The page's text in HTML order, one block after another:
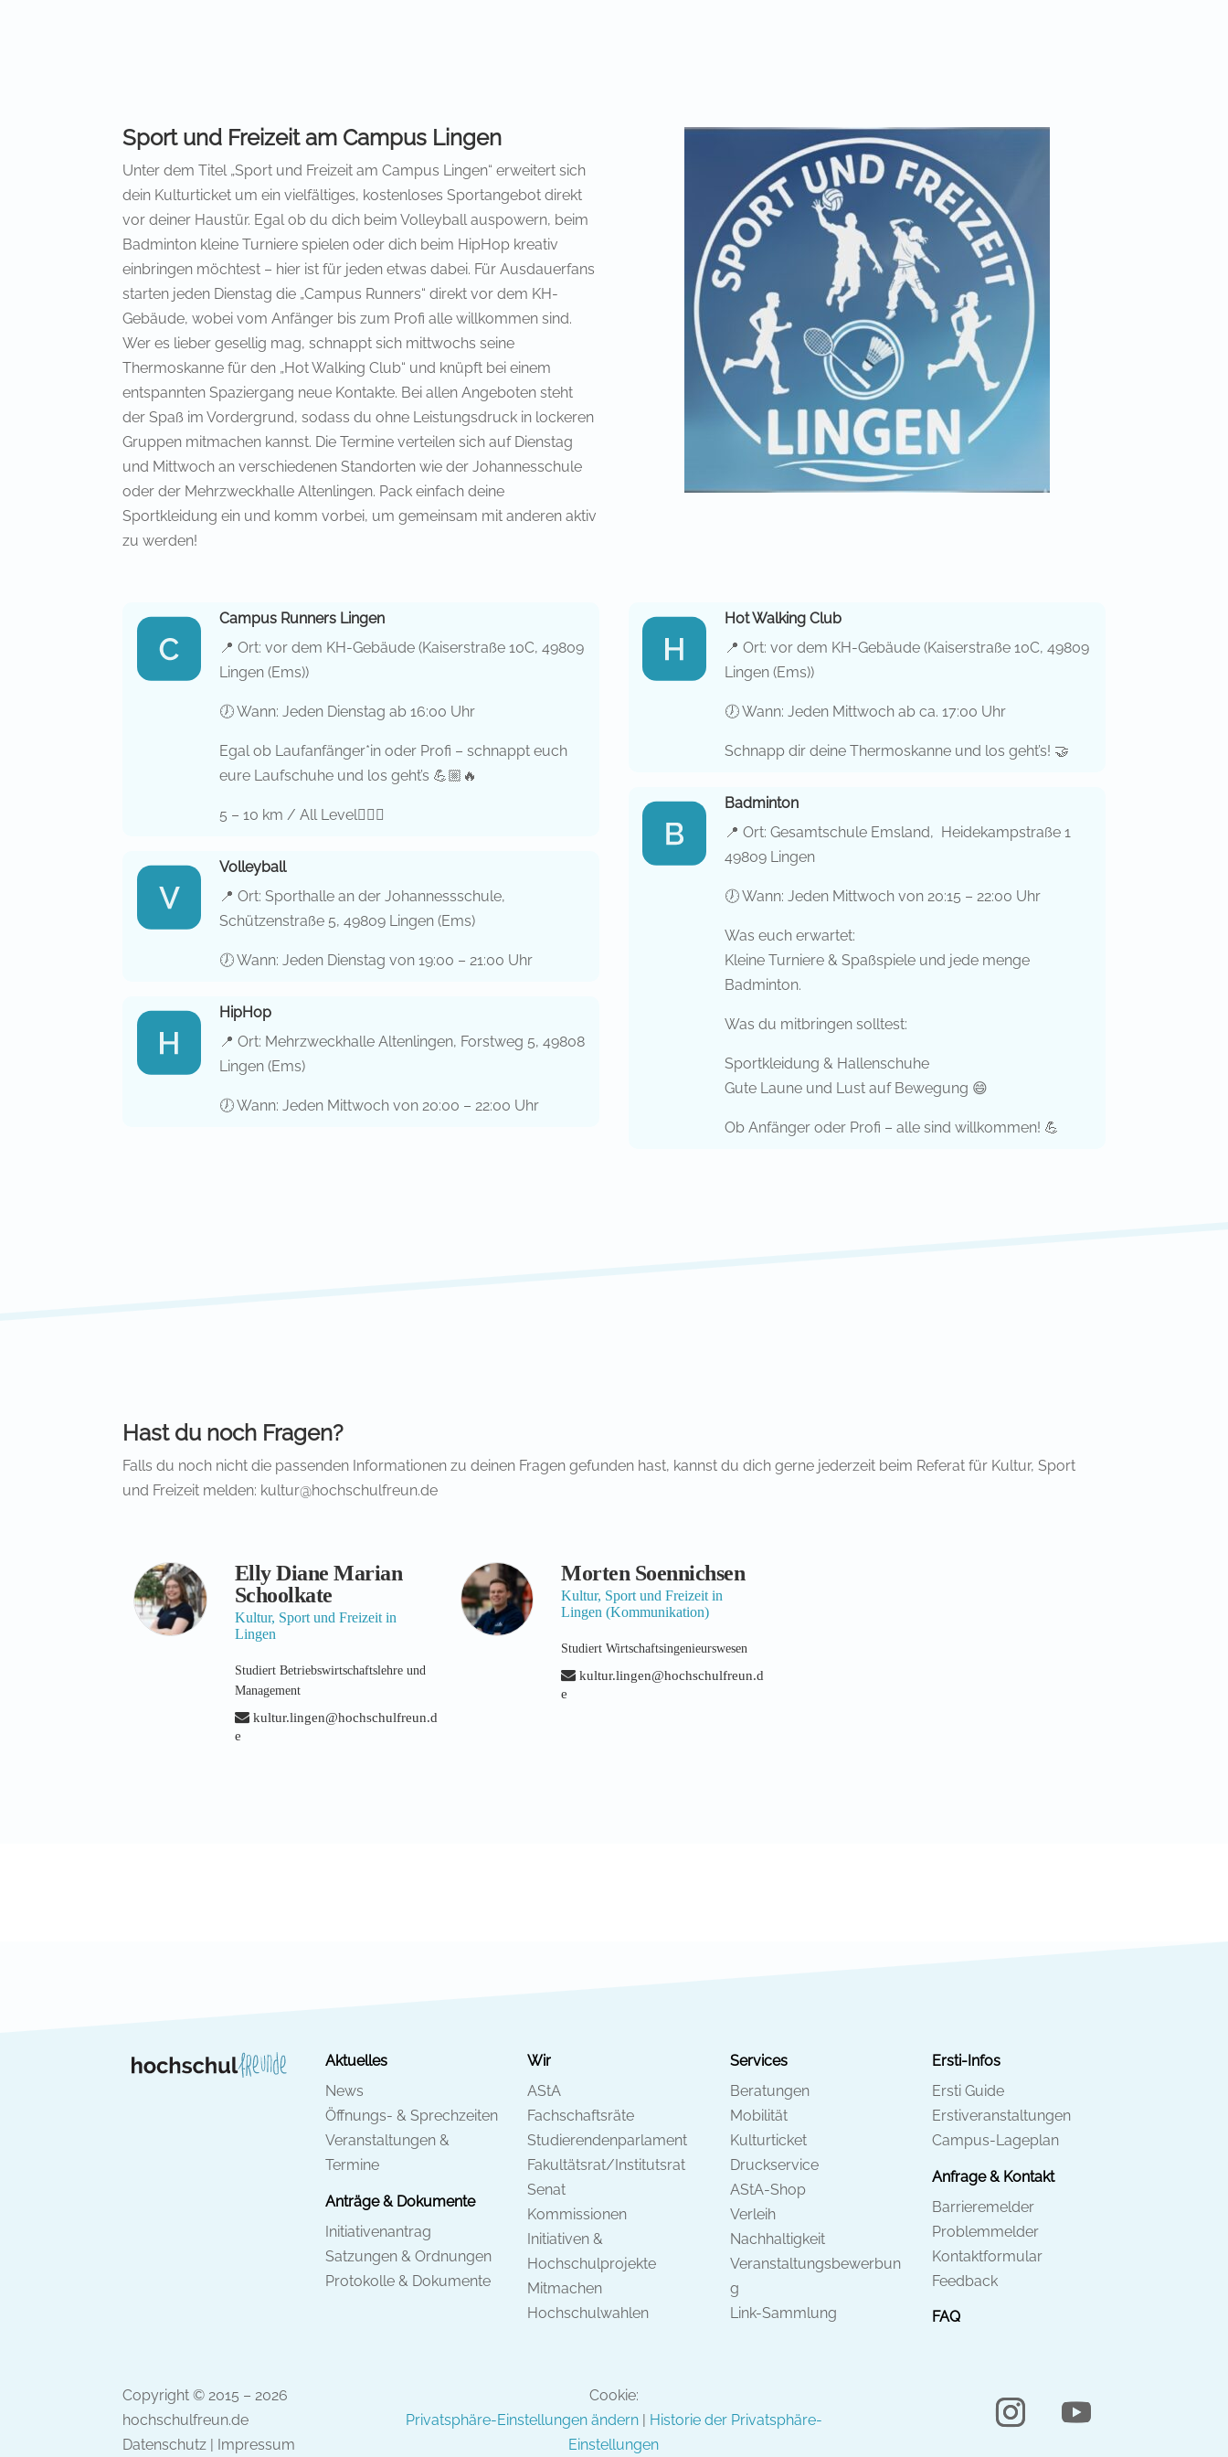
Sport und Freizeit am Campus Lingen
Unter dem Titel „Sport und Freizeit am Campus Lingen“ erweitert sich
dein Kulturticket um ein vielfältiges, kostenloses Sportangebot direkt
vor deiner Haustür. Egal ob du dich beim Volleyball auspowern, beim
Badminton kleine Turniere spielen oder dich beim HipHop kreativ
einbringen möchtest – hier ist für jeden etwas dabei. Für Ausdauerfans
starten jeden Dienstag die „Campus Runners“ direkt vor dem KH-
Gebäude, wobei vom Anfänger bis zum Profi alle willkommen sind.
Wer es lieber gesellig mag, schnappt sich mittwochs seine
Thermoskanne für den „Hot Walking Club“ und knüpft bei einem
entspannten Spaziergang neue Kontakte. Bei allen Angeboten steht
der Spaß im Vordergrund, sodass du ohne Leistungsdruck in lockeren
Gruppen mitmachen kannst. Die Termine verteilen sich auf Dienstag
und Mittwoch an verschiedenen Standorten wie der Johannesschule
oder der Mehrzweckhalle Altenlingen. Pack einfach deine
Sportkleidung ein und komm vorbei, um gemeinsam mit anderen aktiv
zu werden!
Campus Runners Lingen
📍 Ort: vor dem KH-Gebäude (Kaiserstraße 10C, 49809
Lingen (Ems))
🕖 Wann: Jeden Dienstag ab 16:00 Uhr
Egal ob Laufanfänger*in oder Profi – schnappt euch
eure Laufschuhe und los geht’s 💪🏼🔥
5 – 10 km / All Level🏃🏼‍♀️
Volleyball
📍 Ort: Sporthalle an der Johannessschule,
Schützenstraße 5, 49809 Lingen (Ems)
🕖 Wann: Jeden Dienstag von 19:00 – 21:00 Uhr
HipHop
📍 Ort: Mehrzweckhalle Altenlingen, Forstweg 5, 49808
Lingen (Ems)
🕖 Wann: Jeden Mittwoch von 20:00 – 22:00 Uhr
Hot Walking Club
📍 Ort: vor dem KH-Gebäude (Kaiserstraße 10C, 49809
Lingen (Ems))
🕖 Wann: Jeden Mittwoch ab ca. 17:00 Uhr
Schnapp dir deine Thermoskanne und los geht’s! 🤝
Badminton
📍 Ort: Gesamtschule Emsland, Heidekampstraße 1
49809 Lingen
🕖 Wann: Jeden Mittwoch von 20:15 – 22:00 Uhr
Was euch erwartet:
Kleine Turniere & Spaßspiele und jede menge
Badminton.
Was du mitbringen solltest:
Sportkleidung & Hallenschuhe
Gute Laune und Lust auf Bewegung 😄
Ob Anfänger oder Profi – alle sind willkommen! 💪
Hast du noch Fragen?
Falls du noch nicht die passenden Informationen zu deinen Fragen gefunden hast, kannst du dich gerne jederzeit beim Referat für Kultur, Sport
und Freizeit melden: kultur@hochschulfreun.de
Elly Diane Marian
Schoolkate
Kultur, Sport und Freizeit in
Lingen
Studiert Betriebswirtschaftslehre und
Management
kultur.lingen@hochschulfreun.d
e
Morten Soennichsen
Kultur, Sport und Freizeit in
Lingen (Kommunikation)
Studiert Wirtschaftsingenieurswesen
kultur.lingen@hochschulfreun.d
e
Aktuelles
News
Öffnungs- & Sprechzeiten
Veranstaltungen &
Termine
Anträge & Dokumente
Initiativenantrag
Satzungen & Ordnungen
Protokolle & Dokumente
Wir
AStA
Fachschaftsräte
Studierendenparlament
Fakultätsrat/Institutsrat
Senat
Kommissionen
Initiativen &
Hochschulprojekte
Mitmachen
Hochschulwahlen
Services
Beratungen
Mobilität
Kulturticket
Druckservice
AStA-Shop
Verleih
Nachhaltigkeit
Veranstaltungsbewerbun
g
Link-Sammlung
Ersti-Infos
Ersti Guide
Erstiveranstaltungen
Campus-Lageplan
Anfrage & Kontakt
Barrieremelder
Problemmelder
Kontaktformular
Feedback
FAQ
Copyright © 2015 – 2026
hochschulfreun.de
Datenschutz
Impressum
Cookie:
Privatsphäre-Einstellungen ändern|
Historie der Privatsphäre-
Einstellungen